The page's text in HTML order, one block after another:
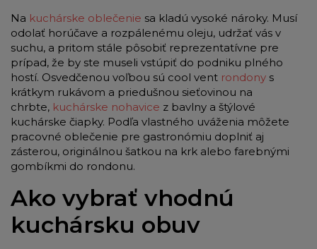
Na kuchárske oblečenie sa kladú vysoké nároky. Musí
odolať horúčave a rozpálenému oleju, udržať vás v
suchu, a pritom stále pôsobiť reprezentatívne pre
prípad, že by ste museli vstúpiť do podniku plného
hostí. Osvedčenou voľbou sú cool vent rondony s
krátkym rukávom a priedušnou sieťovinou na
chrbte, kuchárske nohavice z bavlny a štýlové
kuchárske čiapky. Podľa vlastného uváženia môžete
pracovné oblečenie pre gastronómiu doplniť aj
zásterou, originálnou šatkou na krk alebo farebnými
gombíkmi do rondonu.
Ako vybrať vhodnú
kuchársku obuv